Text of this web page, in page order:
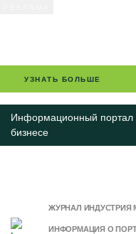
УЗНАТЬ БОЛЬШЕ
Информационный портал
бизнесе
ЖУРНАЛ ИНДУСТРИЯ
ИНФОРМАЦИЯ О